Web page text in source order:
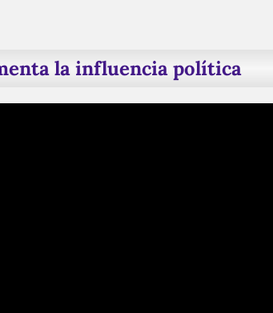
la influencia política